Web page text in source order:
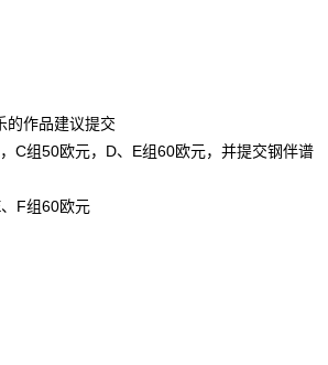
的作品建议提交
C组50欧元，D、E组60欧元，并提交钢伴谱
F组60欧元